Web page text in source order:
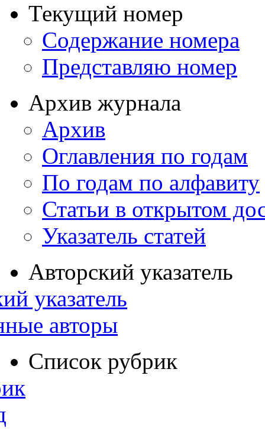
Текущий номер
Содержание номера
Представляю номер
Архив журнала
Архив
Оглавления по годам
По годам по алфавиту
Статьи в открытом
Указатель статей
Авторский указатель
указатель
авторы
Список рубрик